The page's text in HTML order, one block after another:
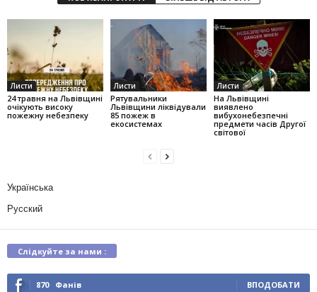
Листи
24 травня на Львівщині
очікують високу
пожежну небезпеку
Листи
Рятувальники
Львівщини ліквідували
85 пожеж в
екосистемах
Листи
На Львівщині
виявлено
вибухонебезпечні
предмети часів Другої
світової
Українська
Русский
Слідкуйте за нами :
870 Фанів ВПОДОБАТИ